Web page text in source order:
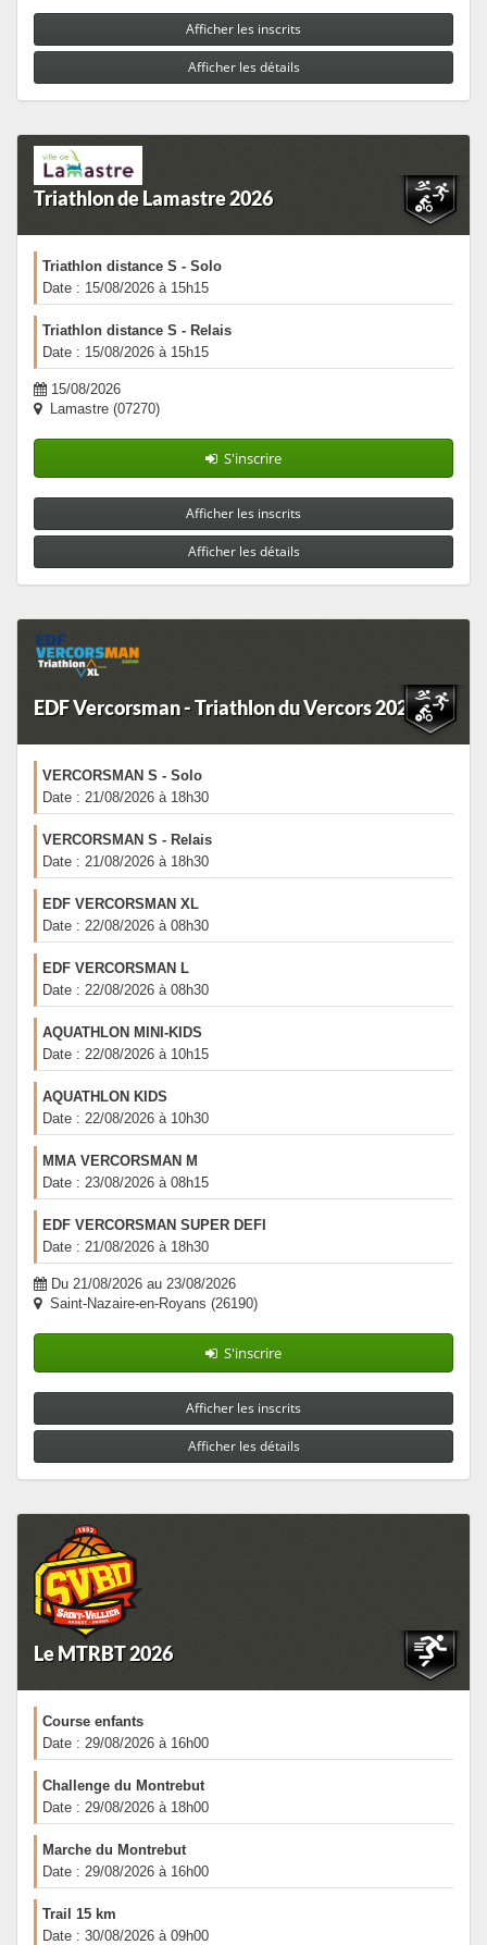
Afficher les inscrits
Afficher les détails
Triathlon de Lamastre 2026
Triathlon distance S - Solo
Date : 15/08/2026 à 15h15
Triathlon distance S - Relais
Date : 15/08/2026 à 15h15
15/08/2026
Lamastre (07270)
S'inscrire
Afficher les inscrits
Afficher les détails
EDF Vercorsman - Triathlon du Vercors 2026
VERCORSMAN S - Solo
Date : 21/08/2026 à 18h30
VERCORSMAN S - Relais
Date : 21/08/2026 à 18h30
EDF VERCORSMAN XL
Date : 22/08/2026 à 08h30
EDF VERCORSMAN L
Date : 22/08/2026 à 08h30
AQUATHLON MINI-KIDS
Date : 22/08/2026 à 10h15
AQUATHLON KIDS
Date : 22/08/2026 à 10h30
MMA VERCORSMAN M
Date : 23/08/2026 à 08h15
EDF VERCORSMAN SUPER DEFI
Date : 21/08/2026 à 18h30
Du 21/08/2026 au 23/08/2026
Saint-Nazaire-en-Royans (26190)
S'inscrire
Afficher les inscrits
Afficher les détails
Le MTRBT 2026
Course enfants
Date : 29/08/2026 à 16h00
Challenge du Montrebut
Date : 29/08/2026 à 18h00
Marche du Montrebut
Date : 29/08/2026 à 16h00
Trail 15 km
Date : 30/08/2026 à 09h00